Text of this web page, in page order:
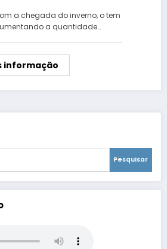
a chegada do inverno, o tem
a quantidade…
informação
Pesquisar